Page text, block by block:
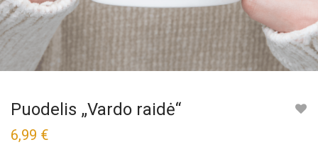
Puodelis „Vardo raidė“
6,99 €